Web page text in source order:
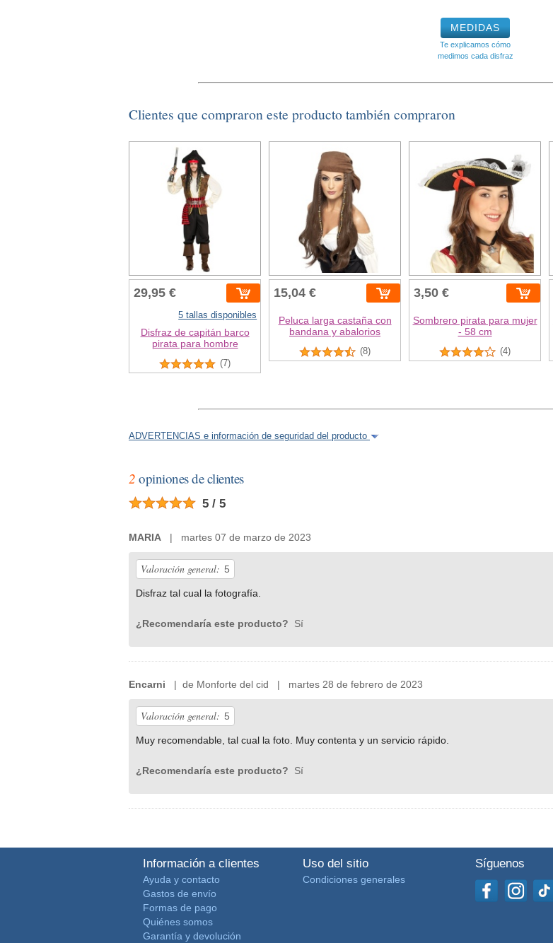
MEDIDAS
Te explicamos cómo
medimos cada disfraz
Clientes que compraron este producto también compraron
29,95 €
5 tallas disponibles
Disfraz de capitán barco
pirata para hombre
(7)
15,04 €
Peluca larga castaña con
bandana y abalorios
(8)
3,50 €
Sombrero pirata para mujer
- 58 cm
(4)
ADVERTENCIAS e información de seguridad del producto
2 opiniones de clientes
5 / 5
MARIA | martes 07 de marzo de 2023
Valoración general: 5
Disfraz tal cual la fotografía.
¿Recomendaría este producto? Sí
Encarni | de Monforte del cid | martes 28 de febrero de 2023
Valoración general: 5
Muy recomendable, tal cual la foto. Muy contenta y un servicio rápido.
¿Recomendaría este producto? Sí
Información a clientes
Ayuda y contacto
Gastos de envío
Formas de pago
Quiénes somos
Garantía y devolución
Uso del sitio
Condiciones generales
Síguenos